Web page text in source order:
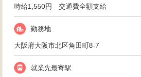
時給1,550円 交通費全額支給
勤務地
大阪府大阪市北区角田町8-7
就業先最寄駅